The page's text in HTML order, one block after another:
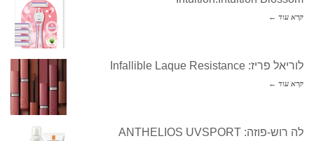
קרא עוד ←
לוריאל פריז: Infallible Laque Resistance
קרא עוד ←
לה רוש-פוזה: ANTHELIOS UVSPORT